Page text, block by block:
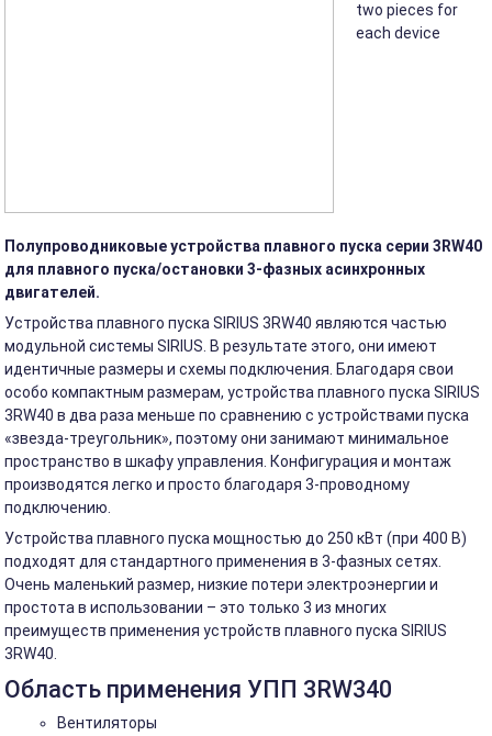
two pieces for
each device
Полупроводниковые устройства плавного пуска серии 3RW40
для плавного пуска/остановки 3-фазных асинхронных
двигателей.
Устройства плавного пуска SIRIUS 3RW40 являются частью
модульной системы SIRIUS. В результате этого, они имеют
идентичные размеры и схемы подключения. Благодаря свои
особо компактным размерам, устройства плавного пуска SIRIUS
3RW40 в два раза меньше по сравнению с устройствами пуска
«звезда-треугольник», поэтому они занимают минимальное
пространство в шкафу управления. Конфигурация и монтаж
производятся легко и просто благодаря 3-проводному
подключению.
Устройства плавного пуска мощностью до 250 кВт (при 400 В)
подходят для стандартного применения в 3-фазных сетях.
Очень маленький размер, низкие потери электроэнергии и
простота в использовании – это только 3 из многих
преимуществ применения устройств плавного пуска SIRIUS
3RW40.
Область применения УПП 3RW340
Вентиляторы